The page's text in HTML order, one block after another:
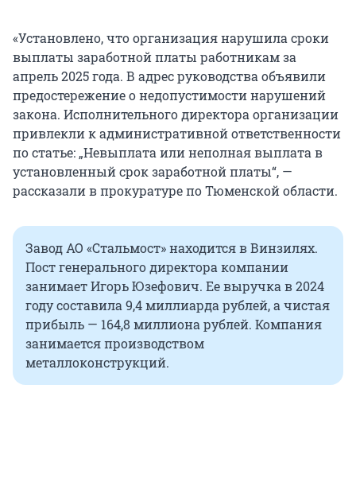
«Установлено, что организация нарушила сроки
выплаты заработной платы работникам за
апрель 2025 года. В адрес руководства объявили
предостережение о недопустимости нарушений
закона. Исполнительного директора организации
привлекли к административной ответственности
по статье: „Невыплата или неполная выплата в
установленный срок заработной платы“, —
рассказали в прокуратуре по Тюменской области.
Завод АО «Стальмост» находится в Винзилях.
Пост генерального директора компании
занимает Игорь Юзефович. Ее выручка в 2024
году составила 9,4 миллиарда рублей, а чистая
прибыль — 164,8 миллиона рублей. Компания
занимается производством
металлоконструкций.